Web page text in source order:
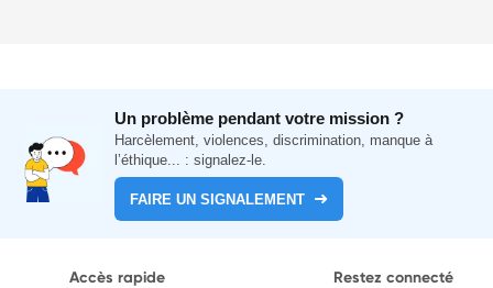
Un problème pendant votre mission ?
Harcèlement, violences, discrimination, manque à
l’éthique... : signalez-le.
FAIRE UN SIGNALEMENT
Accès rapide Restez connecté